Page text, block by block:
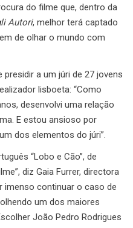
do filme que, dentro da
Autori, melhor terá captado
de olhar o mundo com
presidir a um júri de 27 jovens
lisboeta: “Como
desenvolvi uma relação
E estou ansioso por
dos elementos do júri”.
“Lobo e Cão”, de
diz Gaia Furrer, directora
imenso continuar o caso de
um dos maiores
João Pedro Rodrigues